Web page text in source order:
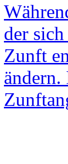
der
Zunft
ändern.